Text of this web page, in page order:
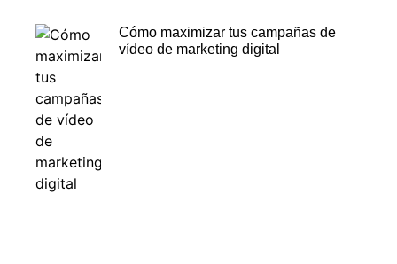
Cómo maximizar tus campañas de
vídeo de marketing digital